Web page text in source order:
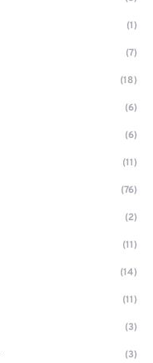
(1)
(7)
(18)
(6)
(6)
(11)
(76)
(2)
(11)
(14)
(11)
(3)
(3)